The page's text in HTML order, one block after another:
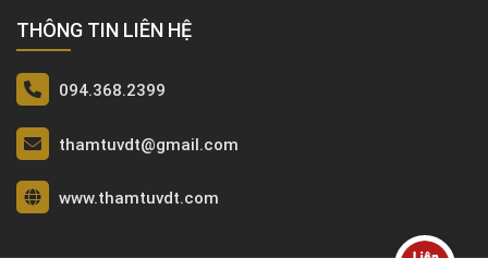
THÔNG TIN LIÊN HỆ
094.368.2399
thamtuvdt@gmail.com
www.thamtuvdt.com